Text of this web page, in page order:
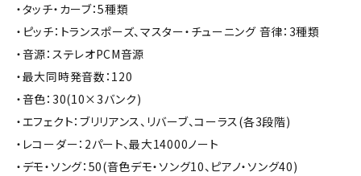
・タッチ・カーブ：5種類
・ピッチ：トランスポーズ、マスター・チューニング 音律：3種類
・音源：ステレオPCM音源
・最大同時発音数：120
・音色：30(10×3バンク)
・エフェクト：ブリリアンス、リバーブ、コーラス(各3段階)
・レコーダー：2パート、最大14000ノート
・デモ・ソング：50(音色デモ・ソング10、ピアノ・ソング40)